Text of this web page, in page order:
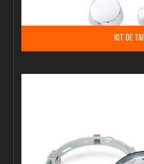
KIT DE